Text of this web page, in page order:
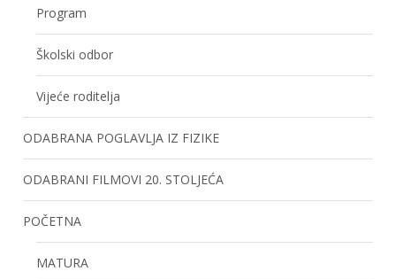
Program
Školski odbor
Vijeće roditelja
ODABRANA POGLAVLJA IZ FIZIKE
ODABRANI FILMOVI 20. STOLJEĆA
POČETNA
MATURA